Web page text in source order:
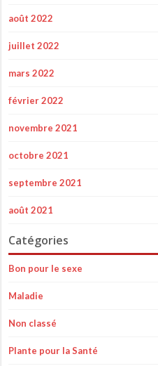
août 2022
juillet 2022
mars 2022
février 2022
novembre 2021
octobre 2021
septembre 2021
août 2021
Catégories
Bon pour le sexe
Maladie
Non classé
Plante pour la Santé